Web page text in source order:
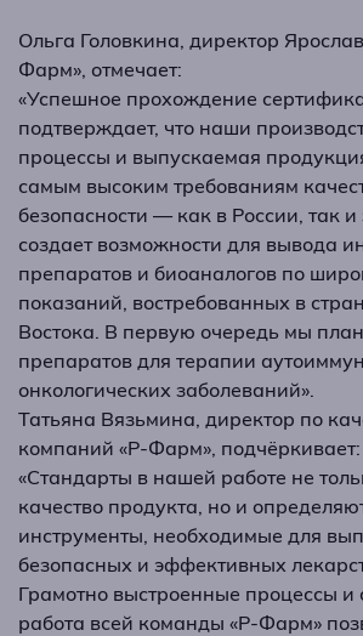
Ольга Головкина, директор
Фарм», отмечает:
«Успешное прохождение
подтверждает, что наши
процессы и выпускаемая
самым высоким требованиям
безопасности — как в России, так
создает возможности для вывода
препаратов и биоаналогов по
показаний, востребованных в
Востока. В первую очередь мы
препаратов для терапии
онкологических заболеваний».
Татьяна Вязьмина, директор по
компаний «Р-Фарм», подчёркивает:
«Стандарты в нашей работе не
качество продукта, но и
инструменты, необходимые для
безопасных и эффективных
Грамотно выстроенные процессы и
работа всей команды «Р-Фарм»